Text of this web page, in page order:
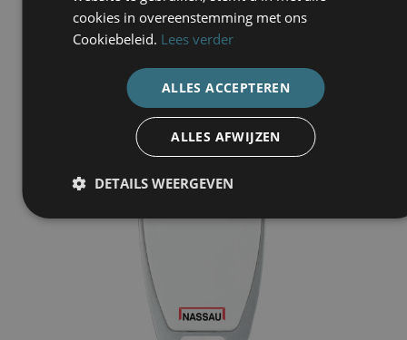
cookies in overeenstemming met ons
Cookiebeleid. Lees verder
ALLES ACCEPTEREN
ALLES AFWIJZEN
DETAILS WEERGEVEN